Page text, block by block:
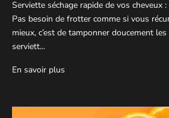
Serviette séchage rapide de vos cheveux
Pas besoin de frotter comme si vous
mieux, c’est de tamponner doucement
serviett...
En savoir plus